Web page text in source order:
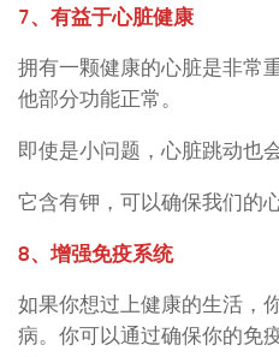
7、有益于心脏健康
拥有一颗健康的心脏是非常
他部分功能正常。
即使是小问题，心脏跳动也
它含有钾，可以确保我们的
8、增强免疫系统
如果你想过上健康的生活，
病。你可以通过确保你的免